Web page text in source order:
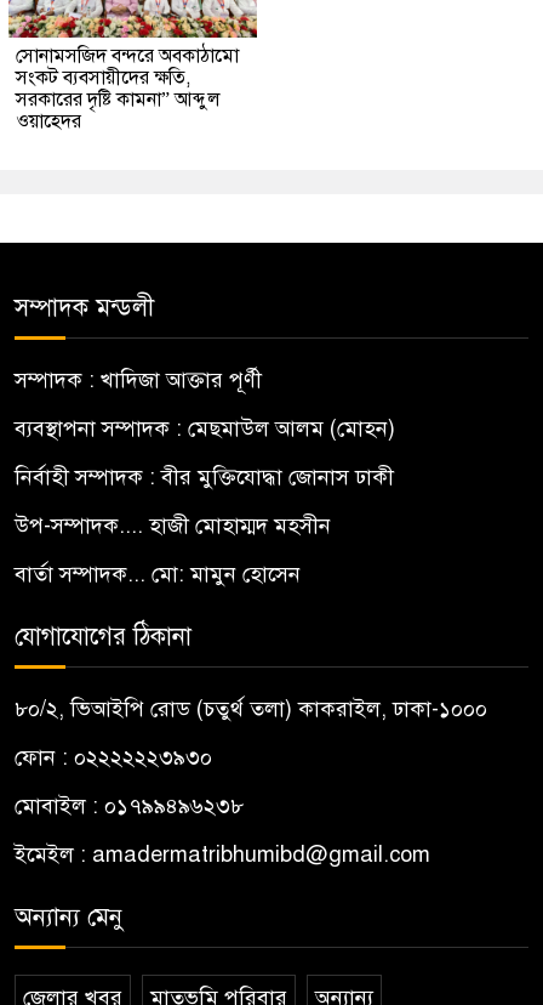
সোনামসজিদ বন্দরে অবকাঠামো
সংকট ব্যবসায়ীদের ক্ষতি,
সরকারের দৃষ্টি কামনা” আব্দুল
ওয়াহেদর
সম্পাদক মন্ডলী
সম্পাদক : খাদিজা আক্তার পূর্ণী
ব্যবস্থাপনা সম্পাদক : মেছমাউল আলম (মোহন)
নির্বাহী সম্পাদক : বীর মুক্তিযোদ্ধা জোনাস ঢাকী
উপ-সম্পাদক.... হাজী মোহাম্মদ মহসীন
বার্তা সম্পাদক... মো: মামুন হোসেন
যোগাযোগের ঠিকানা
৮০/২, ভিআইপি রোড (চতুর্থ তলা) কাকরাইল, ঢাকা-১০০০
ফোন : ০২২২২২২৩৯৩০
মোবাইল : ০১৭৯৯৪৯৬২৩৮
ইমেইল : amadermatribhumibd@gmail.com
অন্যান্য মেনু
জেলার খবর মাতৃভূমি পরিবার অন্যান্য